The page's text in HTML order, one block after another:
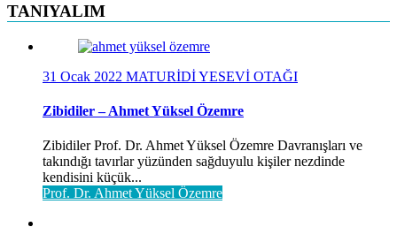
TANIYALIM
31 Ocak 2022 MATURİDİ YESEVİ OTAĞI
Zibidiler – Ahmet Yüksel Özemre
Zibidiler Prof. Dr. Ahmet Yüksel Özemre Davranışları ve
takındığı tavırlar yüzünden sağduyulu kişiler nezdinde
kendisini küçük...
Prof. Dr. Ahmet Yüksel Özemre